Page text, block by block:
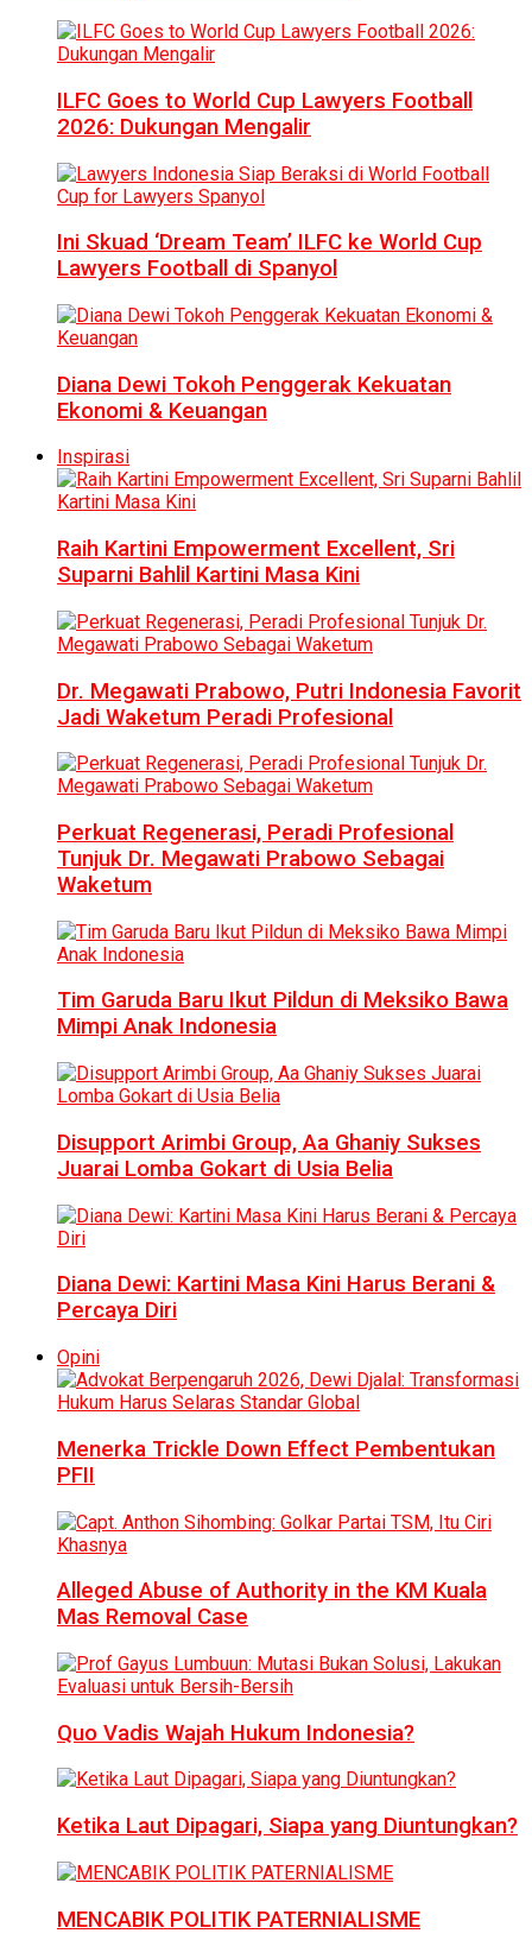
ILFC Goes to World Cup Lawyers Football
2026: Dukungan Mengalir
Ini Skuad ‘Dream Team’ ILFC ke World Cup
Lawyers Football di Spanyol
Diana Dewi Tokoh Penggerak Kekuatan
Ekonomi & Keuangan
Inspirasi
Raih Kartini Empowerment Excellent, Sri
Suparni Bahlil Kartini Masa Kini
Dr. Megawati Prabowo, Putri Indonesia Favorit
Jadi Waketum Peradi Profesional
Perkuat Regenerasi, Peradi Profesional
Tunjuk Dr. Megawati Prabowo Sebagai
Waketum
Tim Garuda Baru Ikut Pildun di Meksiko Bawa
Mimpi Anak Indonesia
Disupport Arimbi Group, Aa Ghaniy Sukses
Juarai Lomba Gokart di Usia Belia
Diana Dewi: Kartini Masa Kini Harus Berani &
Percaya Diri
Opini
Menerka Trickle Down Effect Pembentukan
PFII
Alleged Abuse of Authority in the KM Kuala
Mas Removal Case
Quo Vadis Wajah Hukum Indonesia?
Ketika Laut Dipagari, Siapa yang Diuntungkan?
MENCABIK POLITIK PATERNIALISME